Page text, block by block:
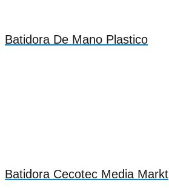
Batidora De Mano Plastico
Batidora Cecotec Media Markt